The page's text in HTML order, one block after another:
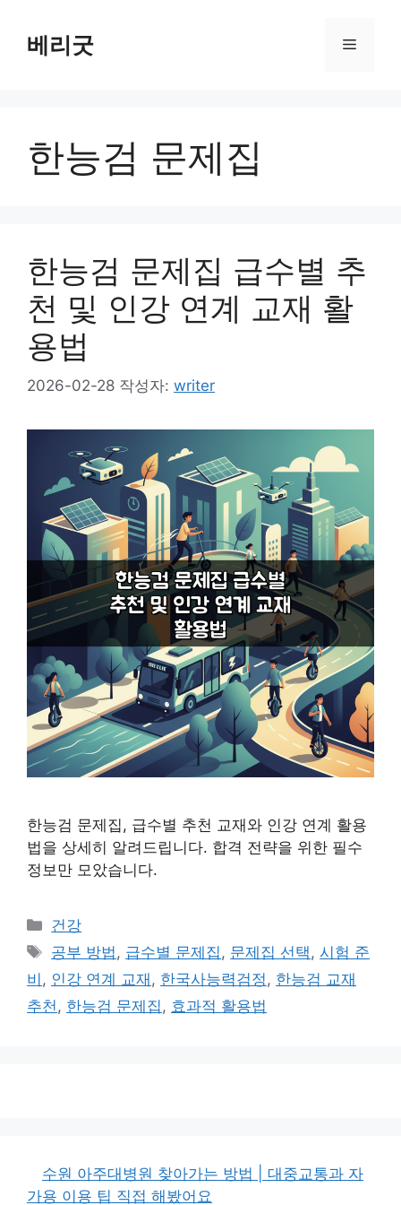
베리굿 메
한능검 문제집
한능검 문제집 급수별 추
천 및 인강 연계 교재 활
용법
2026-02-28 작성자: writer
한능검 문제집, 급수별 추천 교재와 인강 연계 활용
법을 상세히 알려드립니다. 합격 전략을 위한 필수
정보만 모았습니다.
카
테
고
리
건강
태
그
공부 방법 , 급수별 문제집 , 문제집 선택 ,시험 준
비 , 인강 연계 교재 , 한국사능력검정 , 한능검 교재
추천 , 한능검 문제집 , 효과적 활용법
수원 아주대병원 찾아가는 방법 | 대중교통과 자
가용 이용 팁 직접 해봤어요